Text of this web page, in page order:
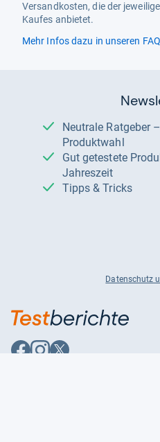
Versandkosten, die der
Kaufes anbietet.
Mehr Infos dazu in unseren
Neutrale Ratgeber – hilfreich für Ihre
Produktwahl
Gut getestete Produkte – passend zur
Jahreszeit
Tipps & Tricks
Datenschutz
AufAufAuf